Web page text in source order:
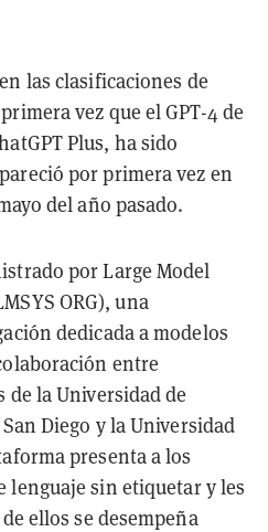
las clasificaciones de
vez que el GPT-4 de
Plus, ha sido
por primera vez en
del año pasado.
por Large Model
ORG), una
dedicada a modelos
entre
la Universidad de
Diego y la Universidad
presenta a los
lenguaje sin etiquetar y les
ellos se desempeña